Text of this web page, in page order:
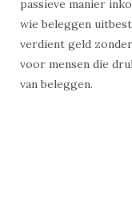
passieve manier
wie beleggen
verdient geld
voor mensen die
van beleggen.